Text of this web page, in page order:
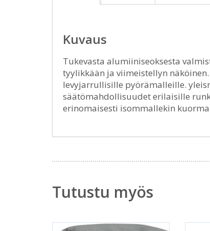
Kuvaus
Tukevasta alumiiniseoksesta
tyylikkään ja viimeistellyn
levyjarrullisille pyörämalleille.
säätömahdollisuudet erilaisille
erinomaisesti isommallekin
Tutustu myös